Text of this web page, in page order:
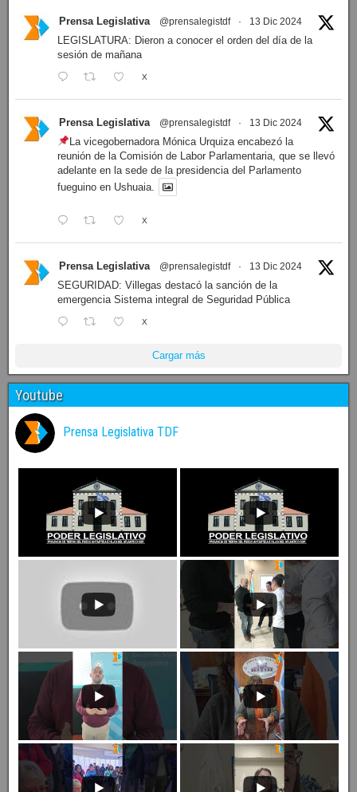
Prensa Legislativa @prensalegistdf · 13 Dic 2024
LEGISLATURA: Dieron a conocer el orden del día de la
sesión de mañana
X
Prensa Legislativa @prensalegistdf · 13 Dic 2024
La vicegobernadora Mónica Urquiza encabezó la
reunión de la Comisión de Labor Parlamentaria, que se llevó
adelante en la sede de la presidencia del Parlamento
fueguino en Ushuaia.
X
Prensa Legislativa @prensalegistdf · 13 Dic 2024
SEGURIDAD: Villegas destacó la sanción de la
emergencia Sistema integral de Seguridad Pública
X
Cargar más
Youtube
Prensa Legislativa TDF